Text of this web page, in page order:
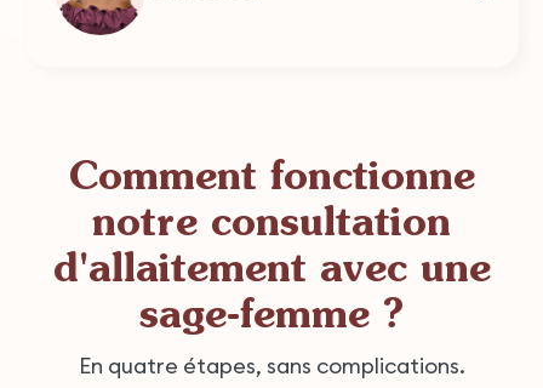
Comment fonctionne
notre consultation
d'allaitement avec une
sage-femme ?
En quatre étapes, sans complications.